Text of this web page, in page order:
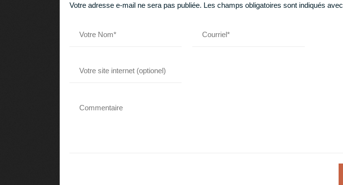
Votre adresse e-mail ne sera pas publiée. Les champs obligatoires sont indiqués avec